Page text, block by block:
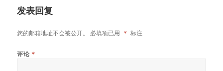
发表回复
您的邮箱地址不会被公开。 必填项已用 * 标注
评论 *